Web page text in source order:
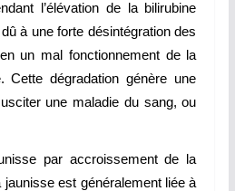
l’élévation de la bilirubine
à une forte désintégration des
un mal fonctionnement de la
Cette dégradation génère une
une maladie du sang, ou
par accroissement de la
jaunisse est généralement liée à